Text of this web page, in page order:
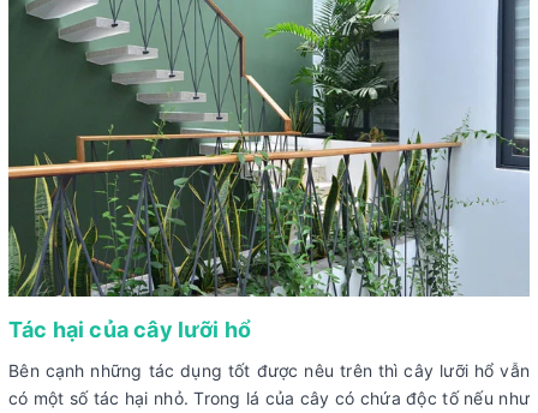
Tác hại của cây lưỡi hổ
Bên cạnh những tác dụng tốt được nêu trên thì cây lưỡi hổ vẫn
có một số tác hại nhỏ. Trong lá của cây có chứa độc tố nếu như